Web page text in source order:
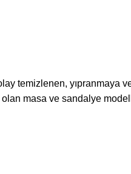
temizlenen, yıpranmaya
masa ve sandalye